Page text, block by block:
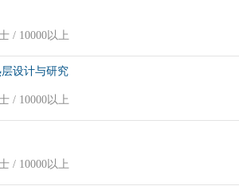
/ 10000以上
设计与研究
/ 10000以上
/ 10000以上